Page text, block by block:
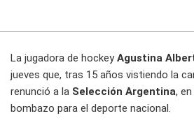
La jugadora de hockeyAgustina
jueves que, tras 15 años vistiendo la
renunció a la Selección Argentina,
bombazo para el deporte nacional.